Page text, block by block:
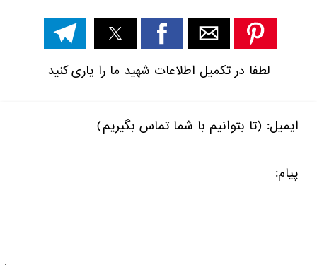
لطفا در تکمیل اطلاعات شهید ما را یاری کنید
ایمیل: (تا بتوانیم با شما تماس بگیریم)
پیام: